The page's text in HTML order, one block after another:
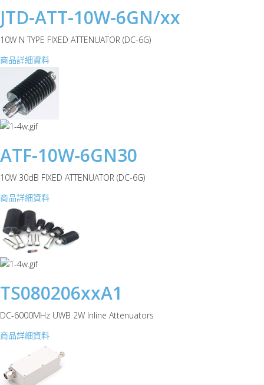
JTD-ATT-10W-6GN/xx
10W N TYPE FIXED ATTENUATOR (DC-6G)
商品詳細資料
ATF-10W-6GN30
10W 30dB FIXED ATTENUATOR (DC-6G)
商品詳細資料
TS080206xxA1
DC-6000MHz UWB 2W Inline Attenuators
商品詳細資料